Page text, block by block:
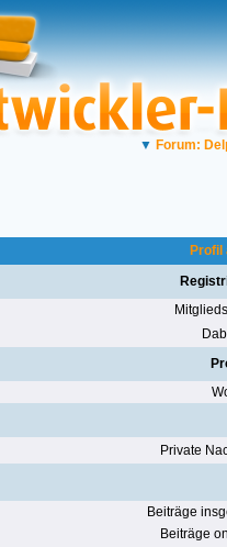
▼ Forum:
Profil
Private
Beiträge
Beiträge